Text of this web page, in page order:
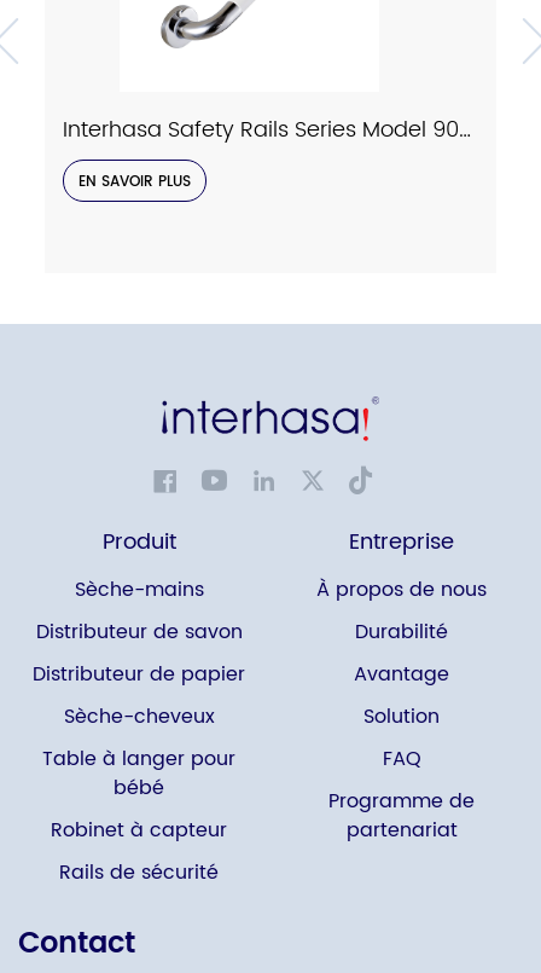
Interhasa Safety Rails Series Model 9023
EN SAVOIR PLUS
Produit
Sèche-mains
Distributeur de savon
Distributeur de papier
Sèche-cheveux
Table à langer pour
bébé
Robinet à capteur
Rails de sécurité
Entreprise
À propos de nous
Durabilité
Avantage
Solution
FAQ
Programme de
partenariat
Contact